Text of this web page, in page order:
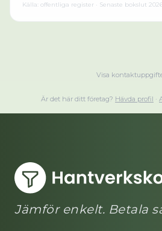
Källa: offentliga register · Senaste bokslut
Visa
Är det här ditt företag? Hävda profil ·
Jämför enkelt. Betala